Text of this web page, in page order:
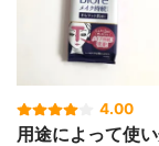
4.00
用途によって使